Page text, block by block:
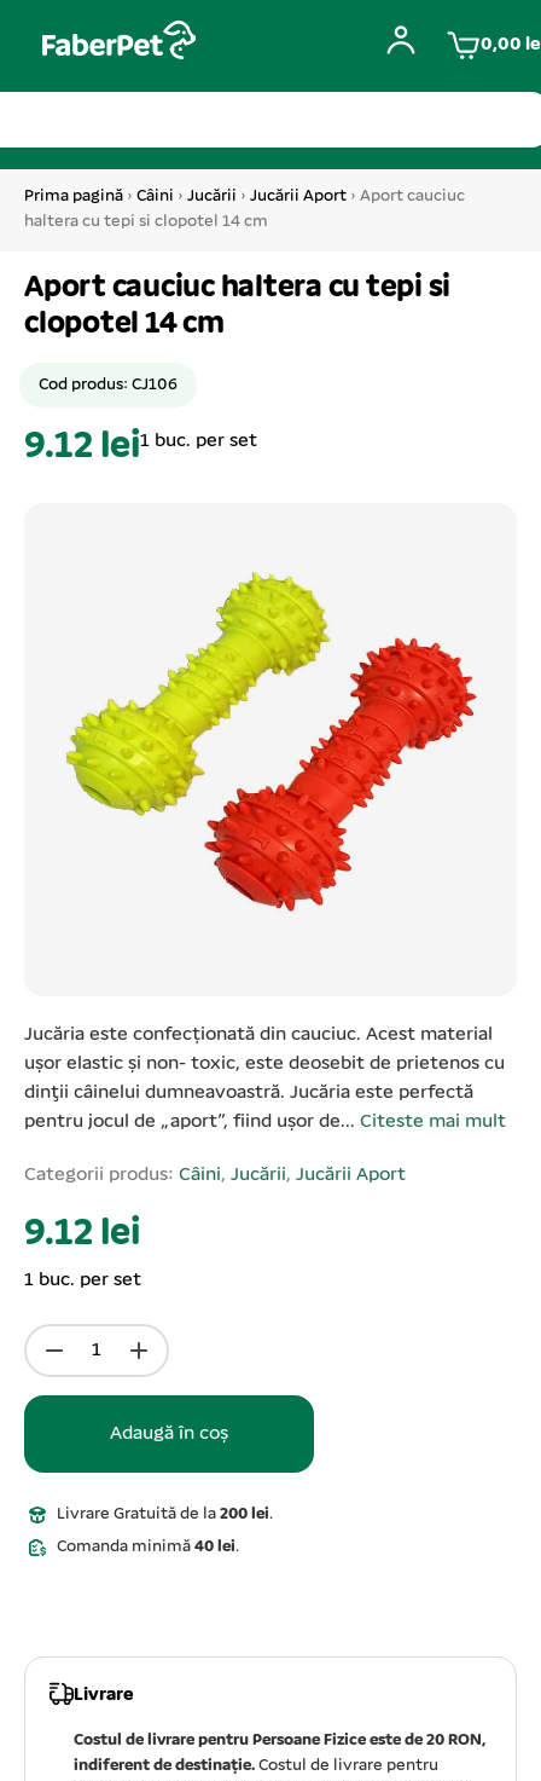
0,00
Prima pagină › Câini › Jucării › Jucării Aport › Aport cauciuc
haltera cu tepi si clopotel 14 cm
Aport cauciuc haltera cu tepi si
clopotel 14 cm
Cod produs: CJ106
9.12 lei1 buc. per set
Jucăria este confecționată din cauciuc. Acest material
uşor elastic şi non- toxic, este deosebit de prietenos cu
dinţii câinelui dumneavoastră. Jucăria este perfectă
pentru jocul de „aport”, fiind ușor de... Citeste mai mult
Categorii produs: Câini, Jucării, Jucării Aport
9.12 lei
1 buc. per set
Adaugă în coș
Livrare Gratuită de la 200 lei.
Comanda minimă 40 lei.
Livrare
Costul de livrare pentru Persoane Fizice este de 20 RON,
indiferent de destinație. Costul de livrare pentru